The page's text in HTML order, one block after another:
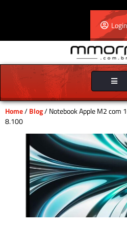
Login
Toggle
Home/Blog/ Notebook Apple M2 com
8.100